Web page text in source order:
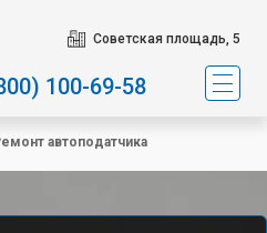
Советская площадь, 5
100-69-58
автоподатчика